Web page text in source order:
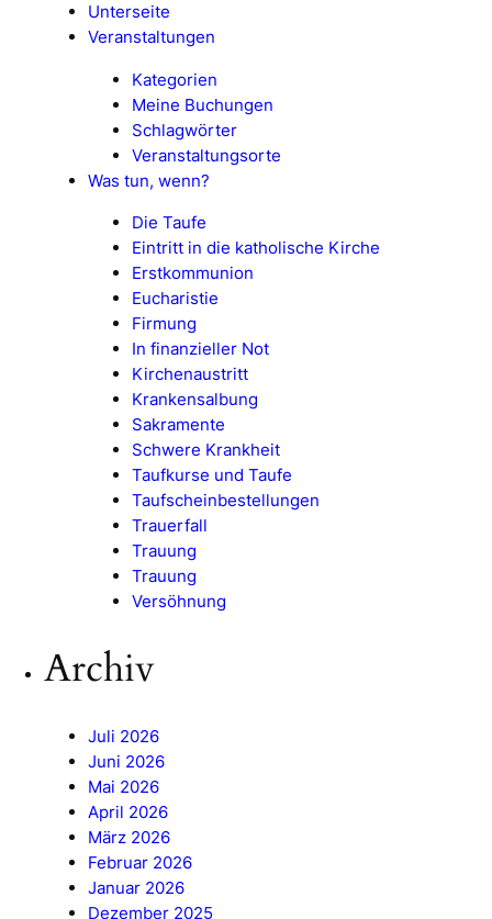
Unterseite
Veranstaltungen
Kategorien
Meine Buchungen
Schlagwörter
Veranstaltungsorte
Was tun, wenn?
Die Taufe
Eintritt in die katholische Kirche
Erstkommunion
Eucharistie
Firmung
In finanzieller Not
Kirchenaustritt
Krankensalbung
Sakramente
Schwere Krankheit
Taufkurse und Taufe
Taufscheinbestellungen
Trauerfall
Trauung
Trauung
Versöhnung
Archiv
Juli 2026
Juni 2026
Mai 2026
April 2026
März 2026
Februar 2026
Januar 2026
Dezember 2025